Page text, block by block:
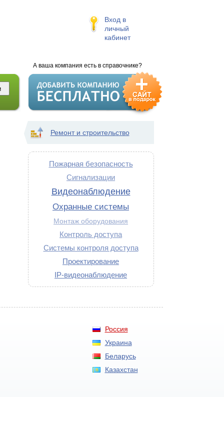
Вход в
личный
кабинет
А ваша компания есть в справочнике?
Ремонт и строительство
Пожарная безопасность
Сигнализации
Видеонаблюдение
Охранные системы
Монтаж оборудования
Контроль доступа
Системы контроля доступа
Проектирование
IP-видеонаблюдение
Россия
Украина
Беларусь
Казахстан